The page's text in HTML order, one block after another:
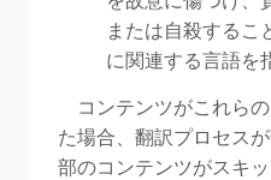
または自殺するこ
に関連する言語を
コンテンツがこれら
た場合、翻訳プロセス
部のコンテンツがスキ